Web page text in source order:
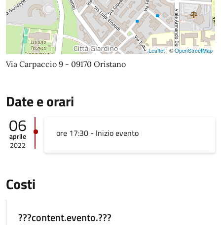
Leaflet | ©OpenStreetMap
Via Carpaccio 9 - 09170 Oristano
Date e orari
06
aprile
2022
ore 17:30 - Inizio evento
Costi
???content.evento.???